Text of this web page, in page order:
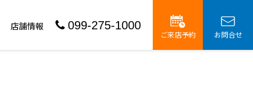
店舗情報 099-275-1000
ご来店予約 お問合せ